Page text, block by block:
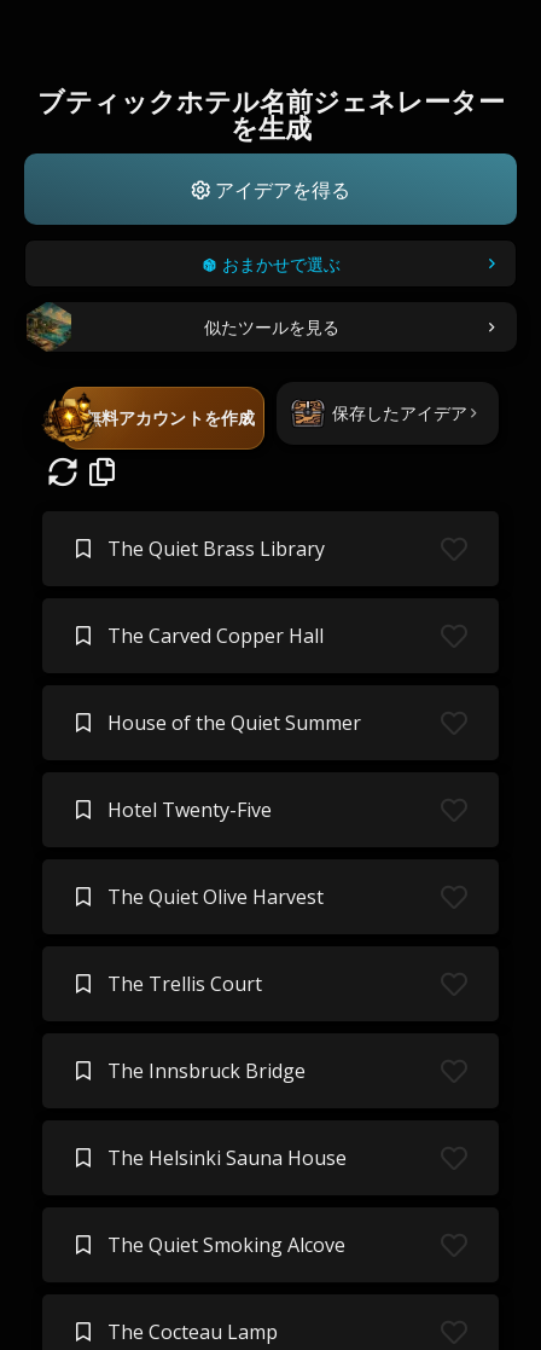
ブティックホテル名前ジェネレーター
を生成
アイデアを得る
おまかせで選ぶ
似たツールを見る
無料アカウントを作成 保存したアイデア
The Quiet Brass Library
The Carved Copper Hall
House of the Quiet Summer
Hotel Twenty-Five
The Quiet Olive Harvest
The Trellis Court
The Innsbruck Bridge
The Helsinki Sauna House
The Quiet Smoking Alcove
The Cocteau Lamp